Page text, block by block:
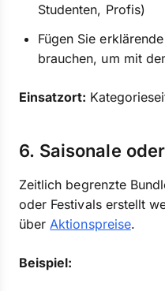
Studenten, Profis)
Fügen Sie
brauchen, um mit
Einsatzort:
6. Saisonale
Zeitlich begrenzte
oder Festivals erstellt
überAktionspreise.
Beispiel: